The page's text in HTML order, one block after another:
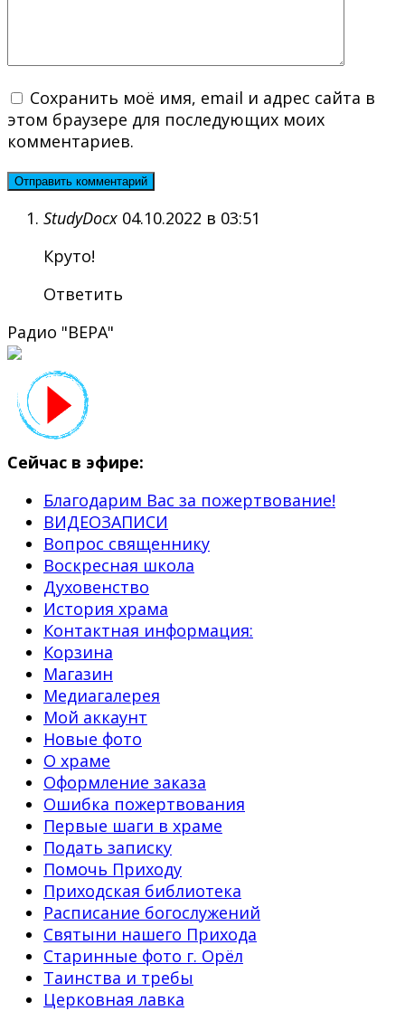
Сохранить моё имя, email и адрес сайта в
этом браузере для последующих моих
комментариев.
StudyDocx 04.10.2022 в 03:51
Круто!
Ответить
Радио "ВЕРА"
Сейчас в эфире:
Благодарим Вас за пожертвование!
ВИДЕОЗАПИСИ
Вопрос священнику
Воскресная школа
Духовенство
История храма
Контактная информация:
Корзина
Магазин
Медиагалерея
Мой аккаунт
Новые фото
О храме
Оформление заказа
Ошибка пожертвования
Первые шаги в храме
Подать записку
Помочь Приходу
Приходская библиотека
Расписание богослужений
Святыни нашего Прихода
Старинные фото г. Орёл
Таинства и требы
Церковная лавка